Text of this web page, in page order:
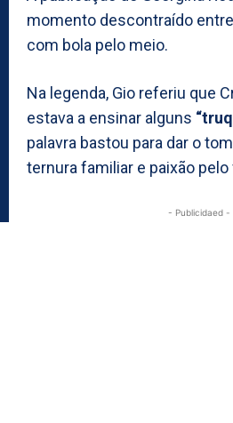
momento descontraído
com bola pelo meio.
Na legenda, Gio referiu que
estava a ensinar alguns
palavra bastou para dar o
ternura familiar e paixão
- Publicidaed -